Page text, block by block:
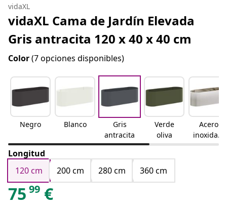
vidaXL
vidaXL Cama de Jardín Elevada
Gris antracita 120 x 40 x 40 cm
Color(7 opciones disponibles)
Negro Blanco
Gris
antracita
Verde
oliva
Acero
inoxidabl
e
Longitud
120 cm
200 cm 280 cm 360 cm
75 99 €